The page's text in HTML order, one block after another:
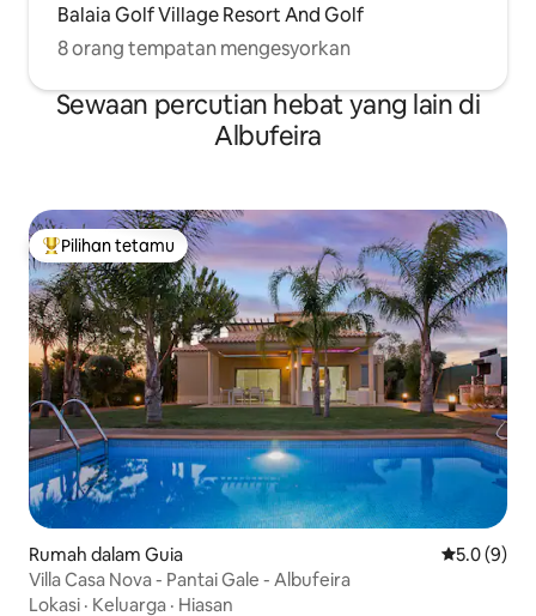
Balaia Golf Village Resort And Golf
8 orang tempatan mengesyorkan
Sewaan percutian hebat yang lain di
Albufeira
Pilihan utama tetamu
Pilihan tetamu
Rumah dalam Guia Penarafan
5.0 (9)
Villa Casa Nova - Pantai Gale - Albufeira
Lokasi · Keluarga · Hiasan